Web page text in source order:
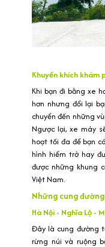
Khuyến khích khám
Khi bạn đi bằng xe
hơn nhưng đổi lại
chuyển đến những
Ngược lại, xe máy
hoạt tối đa để bạn
hình hiểm trở hay
được những khung
Việt Nam.
Những cung
Hà Nội - Nghĩa Lộ -
Đây là cung đường
rừng núi và ruộng